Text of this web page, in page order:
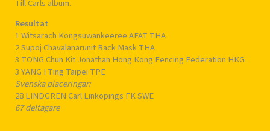
Till Carls album.
Resultat
1 Witsarach Kongsuwankeeree AFAT THA
2 Supoj Chavalanarunit Back Mask THA
3 TONG Chun Kit Jonathan Hong Kong Fencing Federation HKG
3 YANG I Ting Taipei TPE
Svenska placeringar:
28 LINDGREN Carl Linköpings FK SWE
67 deltagare